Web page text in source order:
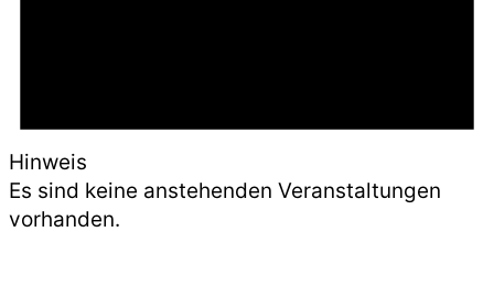
Hinweis
Es sind keine anstehenden Veranstaltungen
vorhanden.